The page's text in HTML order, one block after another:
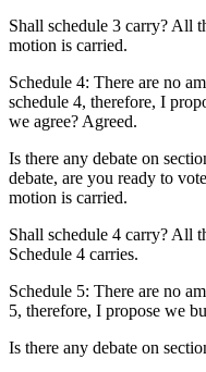
Shall schedule 3 carry? All
motion is carried.
Schedule 4: There are no
schedule 4, therefore, I
we agree? Agreed.
Is there any debate on
debate, are you ready to
motion is carried.
Shall schedule 4 carry? All
Schedule 4 carries.
Schedule 5: There are no
5, therefore, I propose we
Is there any debate on